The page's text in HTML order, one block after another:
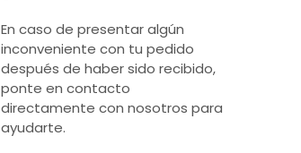
En caso de presentar algún
inconveniente con tu pedido
después de haber sido recibido,
ponte en contacto
directamente con nosotros para
ayudarte.